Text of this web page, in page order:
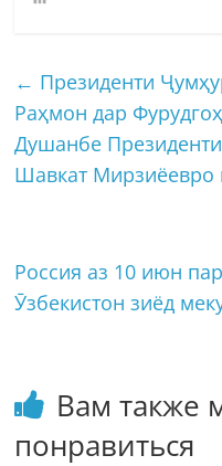
← Президенти
Раҳмон дар
Душанбе
Шавкат Мирзиёевро
Россия аз 10 июн
Ӯзбекистон зиёд
Вам также
понравиться